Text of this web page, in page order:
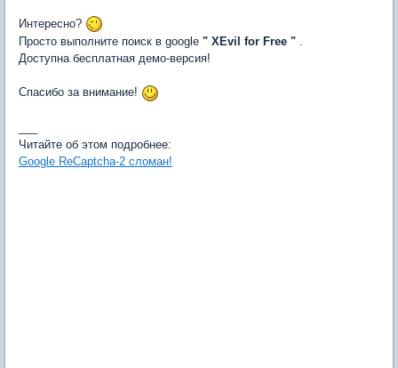
Интересно?
Просто выполните поиск в google " XEvil for Free " .
Доступна бесплатная демо-версия!
Спасибо за внимание!
Читайте об этом подробнее:
Google ReCaptcha-2 сломан!